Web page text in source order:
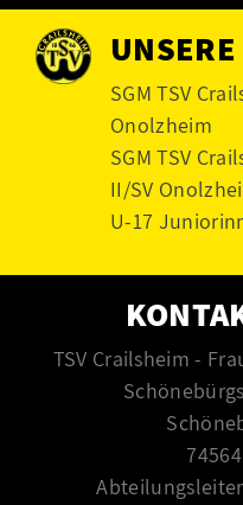
SGM TSV
Onolzheim
SGM TSV
II/SV
U-17
TSV Crailsheim -